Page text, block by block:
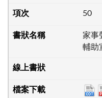
50
家事
輔助